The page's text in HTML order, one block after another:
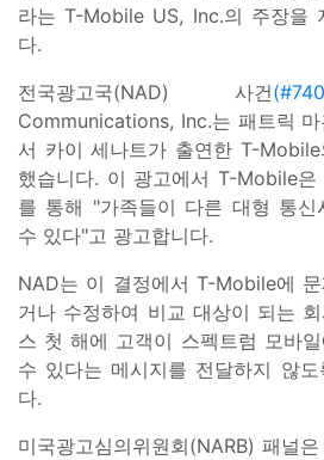
라는 T-Mobile US, Inc.의 주장을
다.
전국광고국(NAD) 사건
Communications, Inc.는 패트릭
서 카이 세나트가 출연한 T-
했습니다. 이 광고에서 T-Mobile
를 통해 "가족들이 다른 대형 통
수 있다"고 광고합니다.
NAD는 이 결정에서 T-Mobile에
거나 수정하여 비교 대상이 되는
스 첫 해에 고객이 스펙트럼 모바
수 있다는 메시지를 전달하지 않
다.
미국광고심의위원회(NARB) 패널